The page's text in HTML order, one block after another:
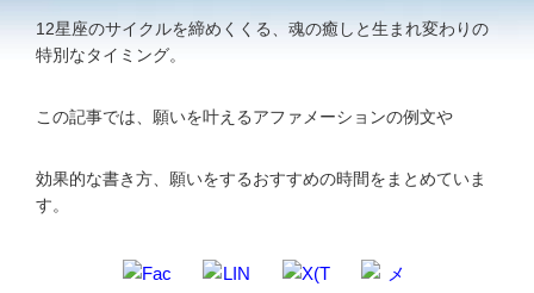
12星座のサイクルを締めくくる、魂の癒しと生まれ変わりの
特別なタイミング。
この記事では、願いを叶えるアファメーションの例文や
効果的な書き方、願いをするおすすめの時間をまとめていま
す。